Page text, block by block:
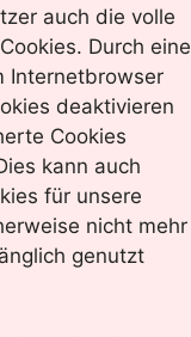
auch die volle
Durch eine
Internetbrowser
deaktivieren
Cookies
kann auch
für unsere
nicht mehr
genutzt